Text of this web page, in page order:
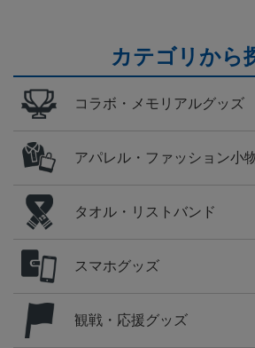
カテゴリから
コラボ・メモリアルグッズ
アパレル・ファッション小
タオル・リストバンド
スマホグッズ
観戦・応援グッズ